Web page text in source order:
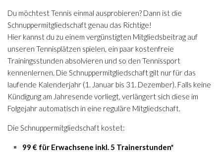
Du möchtest Tennis einmal ausprobieren? Dann ist die
Schnuppermitgliedschaft genau das Richtige!
Hier kannst du zu einem vergünstigten Mitgliedsbeitrag auf
unseren Tennisplätzen spielen, ein paar kostenfreie
Trainingsstunden absolvieren und so den Tennissport
kennenlernen. Die Schnuppermitgliedschaft gilt nur für das
laufende Kalenderjahr (1. Januar bis 31. Dezember). Falls keine
Kündigung am Jahresende vorliegt, verlängert sich diese im
Folgejahr automatisch in eine reguläre Mitgliedschaft.
Die Schnuppermitgliedschaft kostet:
99 € für Erwachsene inkl. 5 Trainerstunden*